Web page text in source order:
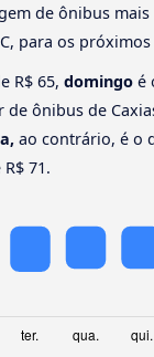
de ônibus mais
para os
R$ 65, domingo é
ônibus de
ao contrário, é o
71.